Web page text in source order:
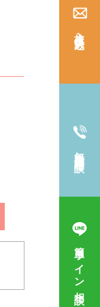
入校仮申込み
無料電話相談
簡単ライン相談